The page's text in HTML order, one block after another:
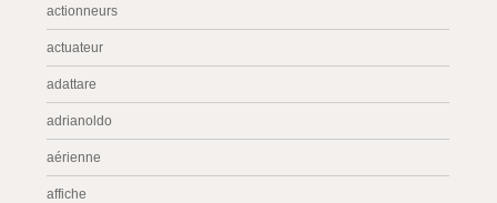
actionneurs
actuateur
adattare
adrianoldo
aérienne
affiche